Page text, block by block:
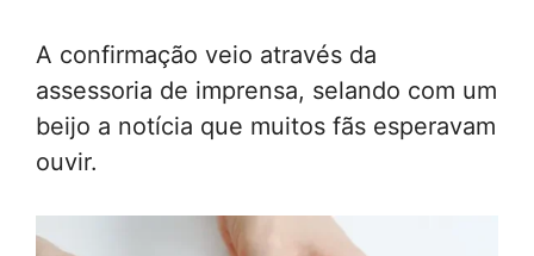
A confirmação veio através da
assessoria de imprensa, selando com um
beijo a notícia que muitos fãs esperavam
ouvir.